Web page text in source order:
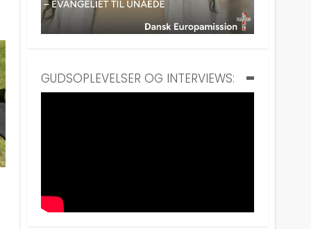
GUDSOPLEVELSER OG INTERVIEWS: